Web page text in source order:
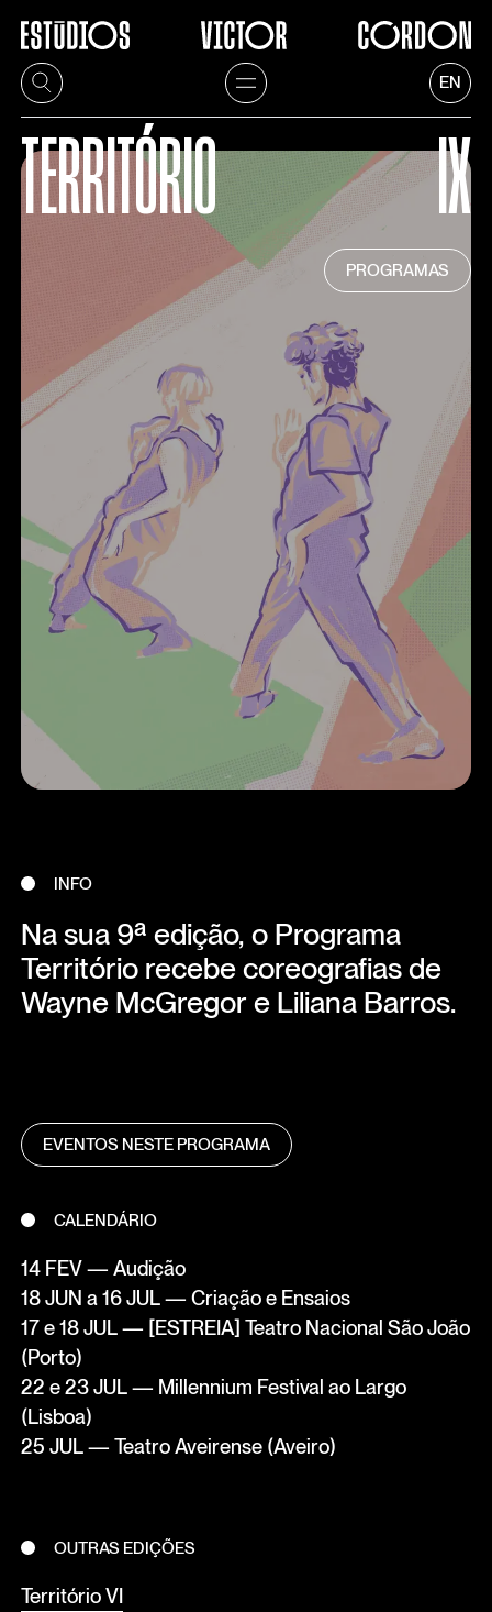
EN
TERRITÓRIO IX
PROGRAMAS
INFO
Na sua 9ª edição, o Programa
Território recebe coreografias de
Wayne McGregor e Liliana Barros.
EVENTOS NESTE PROGRAMA
CALENDÁRIO
14 FEV — Audição
18 JUN a 16 JUL — Criação e Ensaios
17 e 18 JUL — [ESTREIA] Teatro Nacional São João
(Porto)
22 e 23 JUL — Millennium Festival ao Largo
(Lisboa)
25 JUL — Teatro Aveirense (Aveiro)
OUTRAS EDIÇÕES
Território VI